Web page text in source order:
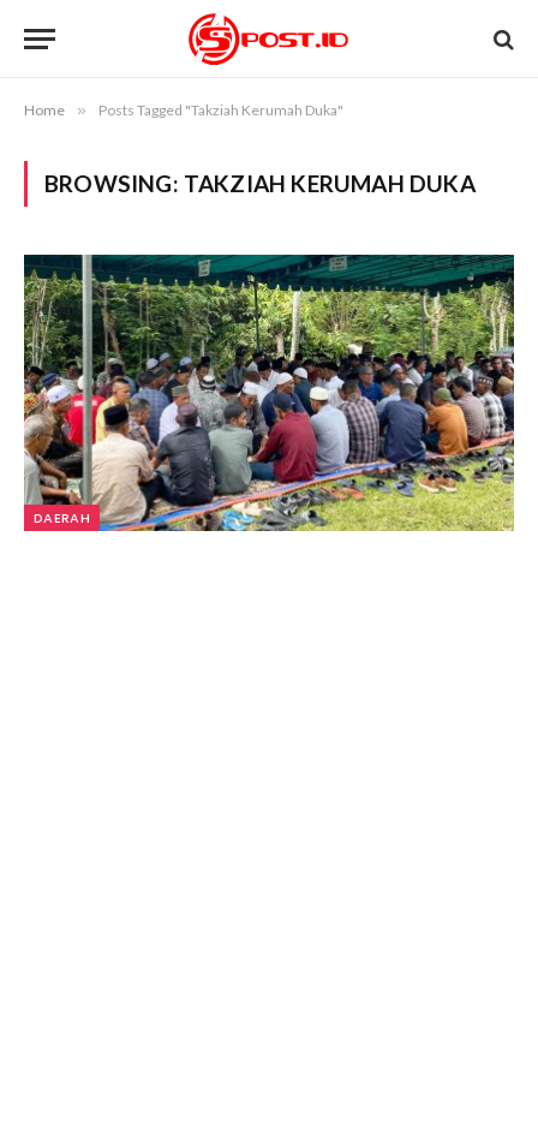
Home » Posts Tagged "Takziah Kerumah Duka"
BROWSING: TAKZIAH KERUMAH DUKA
DAERAH